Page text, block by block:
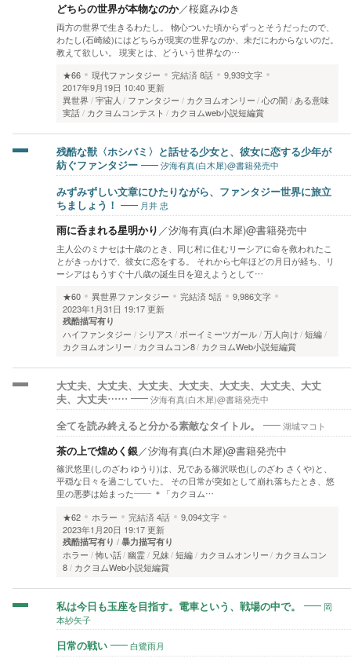
どちらの世界が本物なのか／桜庭みゆき
両方の世界で生きるわたし。 物心ついた頃からずっとそうだったので、
わたし(石崎綾)にはどちらが現実の世界なのか、未だにわからないのだ。
教えて欲しい。 現実とは、どういう世界なの…
★66
現代ファンタジー 完結済8話
9,939文字
2017年9月19日 10:40 更新
異世界
宇宙人 ファンタジー カクヨムオンリー 心の闇
ある意味
実話
カクヨムコンテスト カクヨムweb小説短編賞
残酷な獣〈ホシバミ〉と話せる少女と、彼女に恋する少年が
紡ぐファンタジー
汐海有真(白木犀)@書籍発売中
みずみずしい文章にひたりながら、ファンタジー世界に旅立
ちましょう！
月井 忠
雨に呑まれる星明かり ／汐海有真(白木犀)@書籍発売中
主人公のミナセは十歳のとき、同じ村に住むリーシアに命を救われたこ
とがきっかけで、彼女に恋をする。 それから七年ほどの月日が経ち、リ
ーシアはもうすぐ十八歳の誕生日を迎えようとして…
★60
異世界ファンタジー 完結済5話
9,986文字
2023年1月31日 19:17 更新
残酷描写有り
ハイファンタジー シリアス ボーイミーツガール 万人向け 短編
カクヨムオンリー
カクヨムコン8 カクヨムWeb小説短編賞
大丈夫、大丈夫、大丈夫、大丈夫、大丈夫、大丈夫、大丈
夫、大丈夫……
汐海有真(白木犀)@書籍発売中
全てを読み終えると分かる素敵なタイトル。 湖城マコト
茶の上で煌めく銀／汐海有真(白木犀)@書籍発売中
篠沢悠里(しのざわ ゆうり)は、兄である篠沢咲也(しのざわ さくや)と、
平穏な日々を過ごしていた。 その日常が突如として崩れ落ちたとき、悠
里の悪夢は始まった―― ＊「カクヨム…
★62
ホラー 完結済4話
9,094文字
2023年1月20日 19:17 更新
残酷描写有り 暴力描写有り
ホラー 怖い話 幽霊 兄妹 短編 カクヨムオンリー
カクヨムコン
8
カクヨムWeb小説短編賞
私は今日も玉座を目指す。電車という、戦場の中で。
岡
本紗矢子
日常の戦い 白鷺雨月